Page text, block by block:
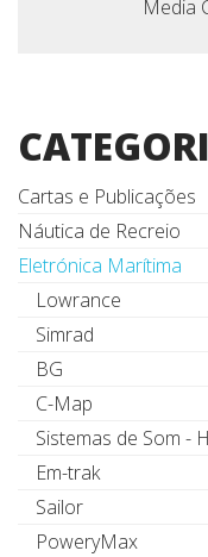
Media
Cartas e Publicações
Náutica de Recreio
Eletrónica Marítima
Lowrance
Simrad
BG
C-Map
Sistemas de Som -
Em-trak
Sailor
PoweryMax